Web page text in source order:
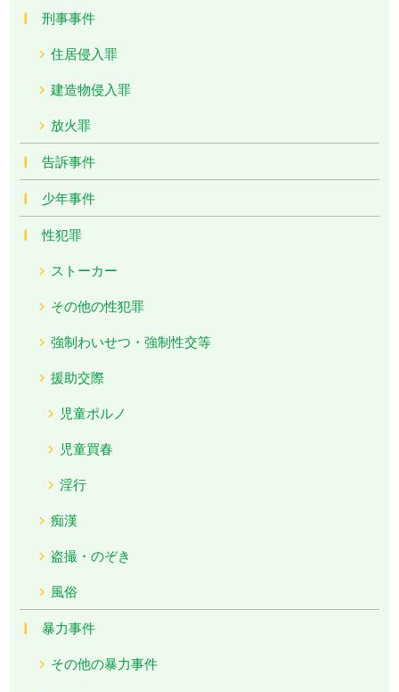
刑事事件
住居侵入罪
建造物侵入罪
放火罪
告訴事件
少年事件
性犯罪
ストーカー
その他の性犯罪
強制わいせつ・強制性交等
援助交際
児童ポルノ
児童買春
淫行
痴漢
盗撮・のぞき
風俗
暴力事件
その他の暴力事件